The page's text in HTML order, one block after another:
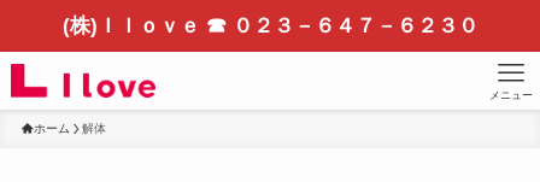
(株)Ｉｌｏｖｅ ☎ ０２３－６４７－６２３０
メニュー
ホーム 解体